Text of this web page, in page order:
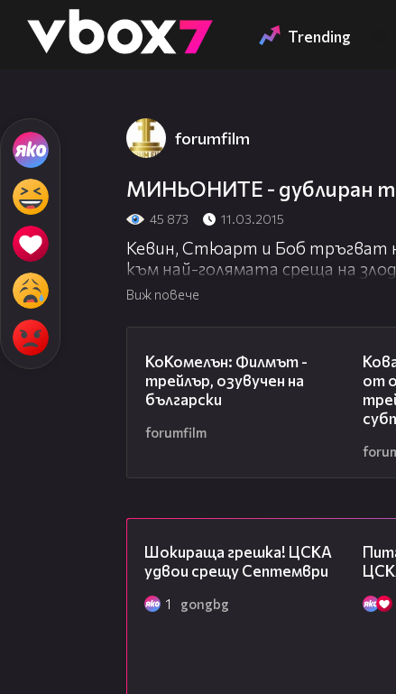
👾 Trending
forumfilm
МИНЬОНИТЕ - дублиран
45 873 11.03.2015
Кевин, Стюарт и Боб тръгват
към най-голямата среща на
неотразимo-лошата им нова
кината на 2D и 3D.
Виж повече
КоКомелън: Филмът -
трейлър, озувучен на
български
forumfilm
от
Шокираща грешка! ЦСКА
удвои срещу Септември
1 gongbg